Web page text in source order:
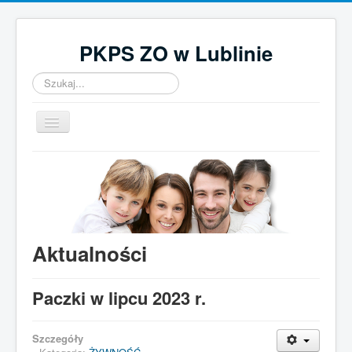
PKPS ZO w Lublinie
Szukaj...
Przełącz
nawigację
Aktualności
UWAGA! Ten serwis używa cookies
Brak zmiany ustawienia przeglądarki oznacza zgodę na to.
Czytaj więcej…
Aktualności
Paczki w lipcu 2023 r.
Szczegóły